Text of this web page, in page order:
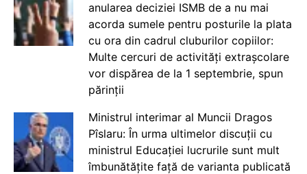
anularea deciziei ISMB de a nu mai
acorda sumele pentru posturile la plata
cu ora din cadrul cluburilor copiilor:
Multe cercuri de activități extrașcolare
vor dispărea de la 1 septembrie, spun
părinții
Ministrul interimar al Muncii Dragos
Pîslaru: În urma ultimelor discuții cu
ministrul Educației lucrurile sunt mult
îmbunătățite față de varianta publicată